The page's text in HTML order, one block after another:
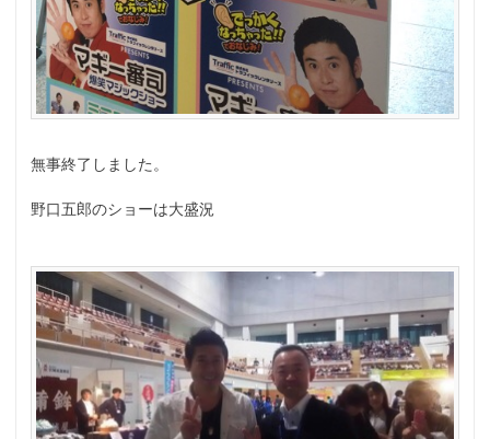
無事終了しました。
野口五郎のショーは大盛況